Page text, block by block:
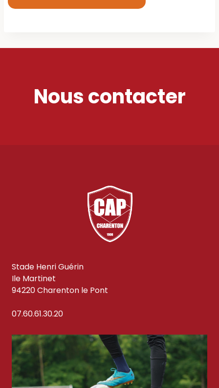
Nous contacter
Stade Henri Guérin
Ile Martinet
94220 Charenton le Pont
07.60.61.30.20